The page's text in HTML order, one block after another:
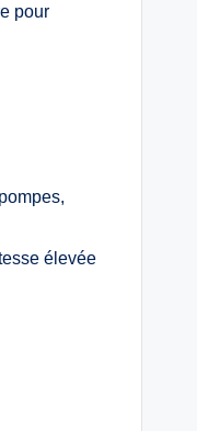
pour
élevée